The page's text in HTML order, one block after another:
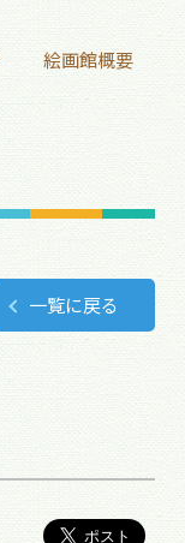
絵画館概要
一覧に戻る